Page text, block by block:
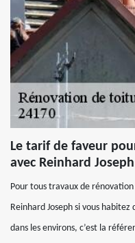
Le tarif de faveur
avec Reinhard Joseph
Pour tous travaux de
Reinhard Joseph si vous
dans les environs, c’est la